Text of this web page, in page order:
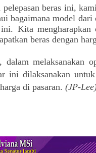
pelepasan beras ini,
bagaimana model
Kita mengharapkan
beras dengan
dalam melaksanakan
ini dilaksanakan
di pasaran. (JP-